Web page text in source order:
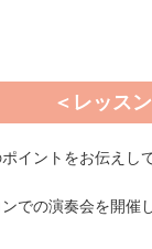
＜レッス
イントをお伝えし
での演奏会を開催